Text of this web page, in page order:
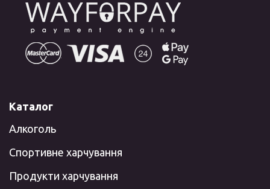
Каталог
Алкоголь
Спортивне харчування
Продукти харчування